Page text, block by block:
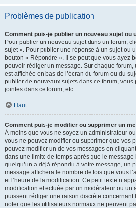
Problèmes de publication
Comment puis-je publier un nouveau sujet ou
Pour publier un nouveau sujet dans un forum,
sujet ». Pour publier une réponse à un sujet ou
bouton « Répondre ». Il se peut que vous ayez
pouvoir rédiger un message. Sur chaque forum,
est affichée en bas de l’écran du forum ou du
publier de nouveaux sujets dans ce forum, vous
jointes dans ce forum, etc.
Haut
Comment puis-je modifier ou supprimer un
À moins que vous ne soyez un administrateur
vous ne pouvez modifier ou supprimer que vos
pouvez modifier un de vos messages en
dans une limite de temps après que le message
quelqu’un a déjà répondu à votre message, un
message affichera le nombre de fois que vous
et l’heure de la modification. Ce petit texte
modification effectuée par un modérateur ou un
puissent rédiger une raison discrète concernant
noter que les utilisateurs normaux ne peuvent